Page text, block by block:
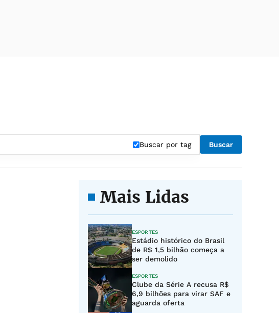
Buscar por tag Buscar
Mais Lidas
ESPORTES
Estádio histórico do Brasil
de R$ 1,5 bilhão começa a
ser demolido
ESPORTES
Clube da Série A recusa R$
6,9 bilhões para virar SAF e
aguarda oferta